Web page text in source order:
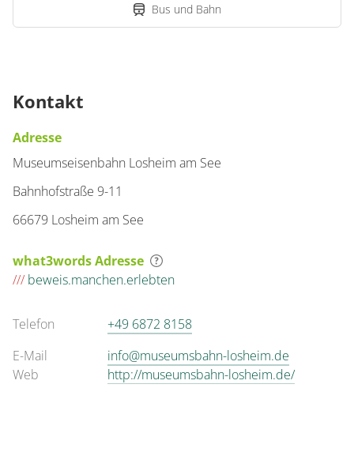
Bus und Bahn
Kontakt
Adresse
Museumseisenbahn Losheim am See
Bahnhofstraße 9-11
66679 Losheim am See
what3words Adresse
/// beweis.manchen.erlebten
Telefon
+49 6872 8158
E-Mail
info@museumsbahn-losheim.de
Web
http://museumsbahn-losheim.de/